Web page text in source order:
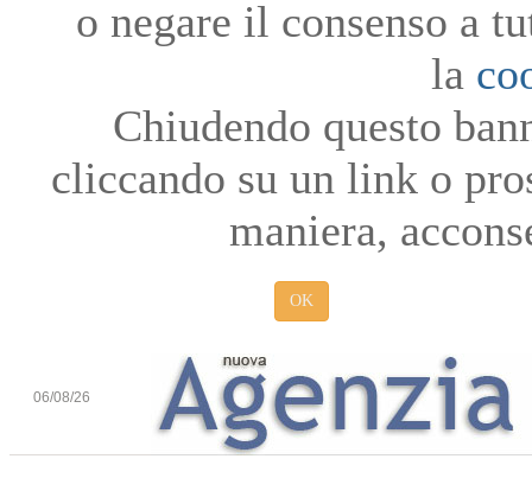
o negare il consenso a
la
Chiudendo questo
cliccando su un link o
maniera,
OK
06/08/26